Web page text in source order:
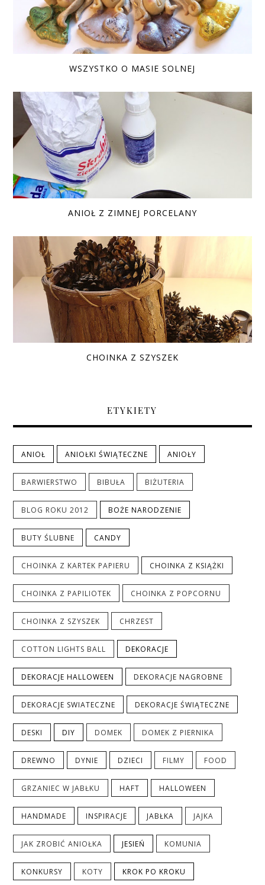
WSZYSTKO O MASIE SOLNEJ
ANIOŁ Z ZIMNEJ PORCELANY
CHOINKA Z SZYSZEK
ETYKIETY
ANIOŁ ANIOŁKI ŚWIĄTECZNE ANIOŁY
BARWIERSTWO BIBUŁA BIŻUTERIA
BLOG ROKU 2012 BOŻE NARODZENIE
BUTY ŚLUBNE CANDY
CHOINKA Z KARTEK PAPIERU CHOINKA Z KSIĄŻKI
CHOINKA Z PAPILIOTEK CHOINKA Z POPCORNU
CHOINKA Z SZYSZEK CHRZEST
COTTON LIGHTS BALL DEKORACJE
DEKORACJE HALLOWEEN DEKORACJE NAGROBNE
DEKORACJE SWIATECZNE DEKORACJE ŚWIĄTECZNE
DESKI DIY DOMEK DOMEK Z PIERNIKA
DREWNO DYNIE DZIECI FILMY FOOD
GRZANIEC W JABŁKU HAFT HALLOWEEN
HANDMADE INSPIRACJE JABŁKA JAJKA
JAK ZROBIĆ ANIOŁKA JESIEŃ KOMUNIA
KONKURSY KOTY KROK PO KROKU